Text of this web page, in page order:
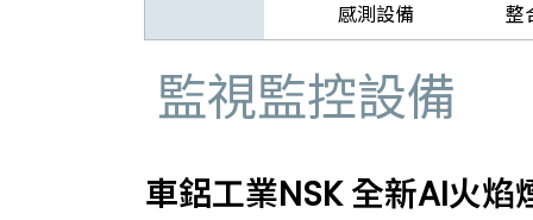
感測設備
整
監視監控設備
車鋁工業NSK 全新AI火